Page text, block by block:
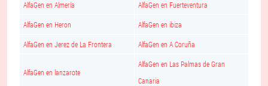
AlfaGen en Almería AlfaGen en Fuerteventura
AlfaGen en Heron AlfaGen en ibiza
AlfaGen en Jerez de La Frontera AlfaGen en A Coruña
AlfaGen en lanzarote
AlfaGen en Las Palmas de Gran
Canaria